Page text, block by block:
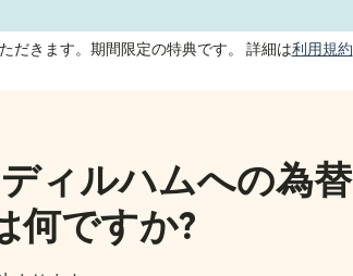
だきます。期間限定の特典です。 詳細は利用規約
ィルハムへの為替
何ですか?